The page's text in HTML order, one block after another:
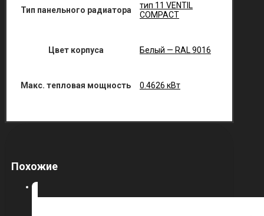
Тип панельного радиатора
тип 11 VENTIL
COMPACT
Цвет корпуса Белый — RAL 9016
Макс. тепловая мощность 0.4626 кВт
Похожие